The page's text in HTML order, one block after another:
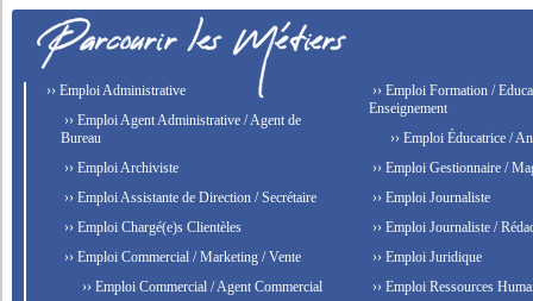
›› Emploi Administrative
›› Emploi Agent Administrative / Agent de
Bureau
›› Emploi Archiviste
›› Emploi Assistante de Direction / Secrétaire
›› Emploi Chargé(e)s Clientèles
›› Emploi Commercial / Marketing / Vente
›› Emploi Commercial / Agent Commercial
›› Emploi Formation /
Enseignement
›› Emploi Éducatrice /
›› Emploi Gestionnaire /
›› Emploi Journaliste
›› Emploi Journaliste /
›› Emploi Juridique
›› Emploi Ressources